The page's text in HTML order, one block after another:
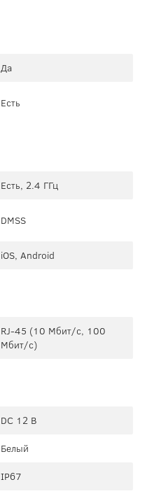
Да
Есть
Есть, 2.4 ГГц
DMSS
iOS, Android
RJ-45 (10 Мбит/с, 100
Мбит/с)
DC 12 В
Белый
IP67